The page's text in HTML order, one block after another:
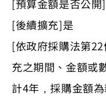
[預算金額是否公開
[後續擴充]是
[依政府採購法第
充之期間、金額或
計4年，採購金額